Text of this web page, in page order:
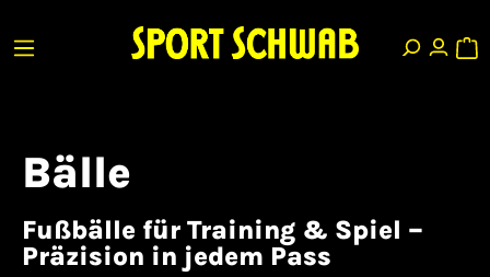
Bälle
Fußbälle für Training & Spiel –
Präzision in jedem Pass